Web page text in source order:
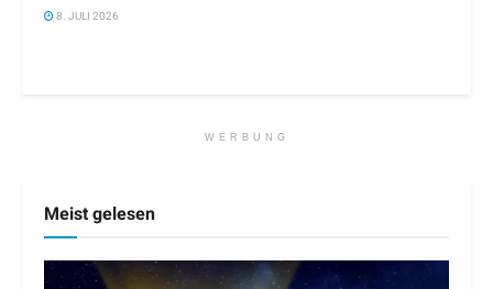
8. JULI 2026
WERBUNG
Meist gelesen